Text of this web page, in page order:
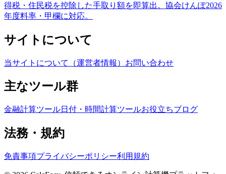
得税・住民税を控除した手取り額を即算出。協会けんぽ2026
年度料率・甲欄に対応。
サイトについて
当サイトについて（運営者情報） お問い合わせ
主なツール群
金融計算ツール日付・時間計算ツールお役立ちブログ
法務・規約
免責事項プライバシーポリシー利用規約